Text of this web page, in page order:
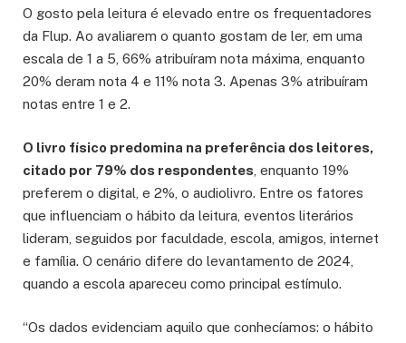
O gosto pela leitura é elevado entre os frequentadores
da Flup. Ao avaliarem o quanto gostam de ler, em uma
escala de 1 a 5, 66% atribuíram nota máxima, enquanto
20% deram nota 4 e 11% nota 3. Apenas 3% atribuíram
notas entre 1 e 2.
O livro físico predomina na preferência dos leitores,
citado por 79% dos respondentes , enquanto 19%
preferem o digital, e 2%, o audiolivro. Entre os fatores
que influenciam o hábito da leitura, eventos literários
lideram, seguidos por faculdade, escola, amigos, internet
e família. O cenário difere do levantamento de 2024,
quando a escola apareceu como principal estímulo.
“Os dados evidenciam aquilo que conhecíamos: o hábito